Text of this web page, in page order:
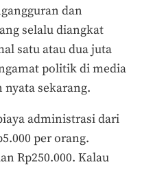
dan
selalu diangkat
satu atau dua juta
politik di media
nyata sekarang.
administrasi dari
per orang.
Rp250.000. Kalau